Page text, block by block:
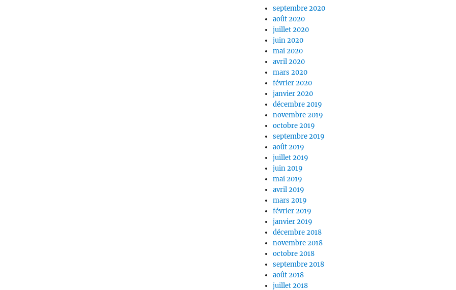
septembre 2020
août 2020
juillet 2020
juin 2020
mai 2020
avril 2020
mars 2020
février 2020
janvier 2020
décembre 2019
novembre 2019
octobre 2019
septembre 2019
août 2019
juillet 2019
juin 2019
mai 2019
avril 2019
mars 2019
février 2019
janvier 2019
décembre 2018
novembre 2018
octobre 2018
septembre 2018
août 2018
juillet 2018